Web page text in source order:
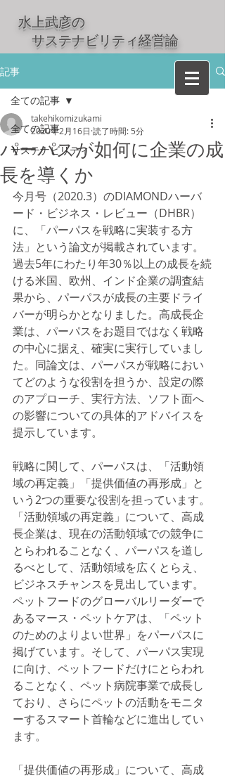
水上武彦の
​ サステナビリティ経営論
記事
全ての記事
サステナビリティ
全ての記事
パーパスが如何に企業の成
長を導くか
takehikomizukami
2020年2月16日 読了時間: 5分
今月号（2020.3）のDIAMONDハーバ
ード・ビジネス・レビュー（DHBR）
に、「パーパスを戦略に実装する方
法」という論文が掲載されています。
過去5年にわたり年30％以上の成長を続
ける米国、欧州、インド企業の調査結
果から、パーパスが成長の主要ドライ
バーが明らかとなりました。高成長企
業は、パーパスをお題目ではなく戦略
の中心に据え、確実に実行していまし
た。同論文は、パーパスが戦略におい
てどのような役割を担うか、設定の際
のアプローチ、実行方法、ソフト面へ
の影響についての具体的アドバイスを
提示しています。
戦略に関して、パーパスは、「活動領
域の再定義」「提供価値の再形成」と
いう2つの重要な役割を担っています。
「活動領域の再定義」について、高成
長企業は、現在の活動領域での競争に
とらわれることなく、パーパスを道し
るべとして、活動領域を広くとらえ、
ビジネスチャンスを見出しています。
ペットフードのグローバルリーダーで
あるマース・ペットケアは、「ペット
のためのよりよい世界」をパーパスに
掲げています。そして、パーパス実現
に向け、ペットフードだけにとらわれ
ることなく、ペット病院事業で成長し
ており、さらにペットの活動をモニタ
ーするスマート首輪などに進出してい
ます。
「提供価値の再形成」について、高成